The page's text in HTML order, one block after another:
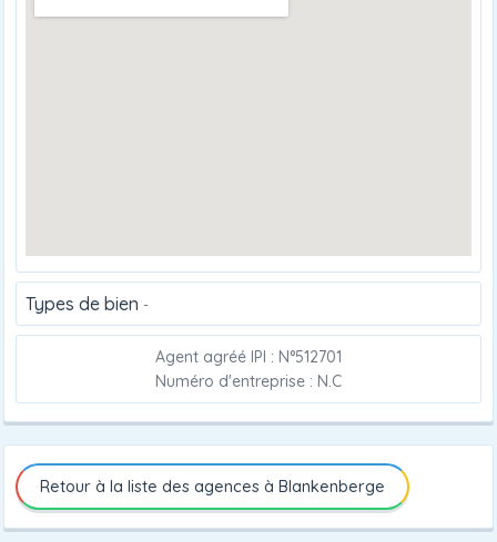
Types de bien -
Agent agréé IPI : N°512701
Numéro d'entreprise : N.C
Retour à la liste des agences à Blankenberge